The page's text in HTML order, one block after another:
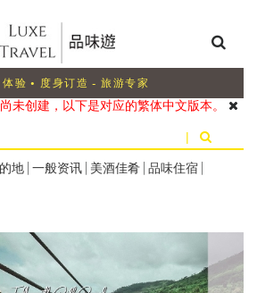
验 • 度身订造 - 旅游专家
未创建，以下是对应的繁体中文版本。
|
地 | 一般资讯 | 美酒佳肴 | 品味住宿 |